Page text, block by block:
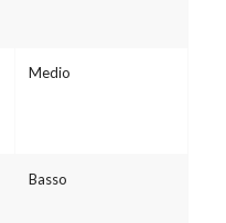
Medio
Basso